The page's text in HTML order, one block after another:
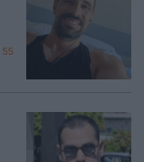
55